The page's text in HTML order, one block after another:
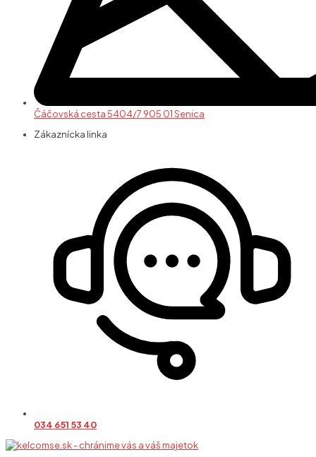
Čáčovská cesta 5404/7 905 01 Senica
Zákaznícka linka
034 651 53 40